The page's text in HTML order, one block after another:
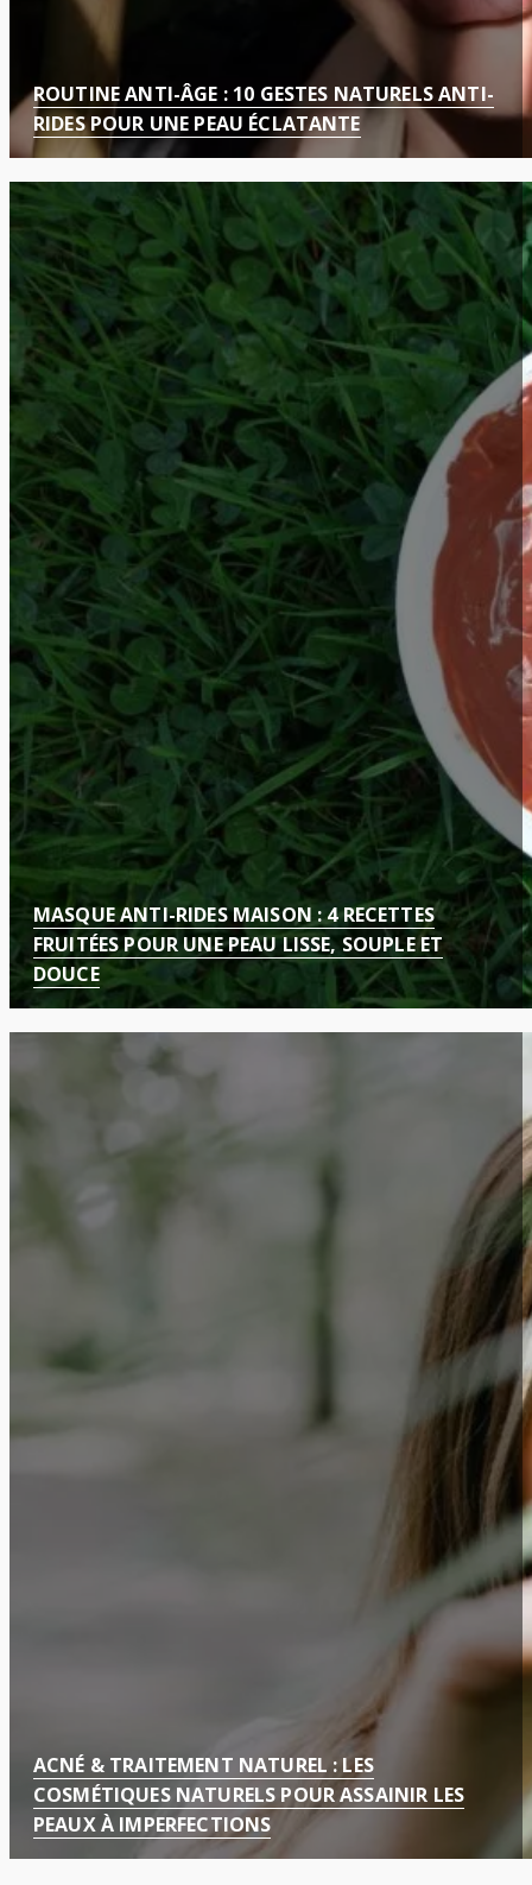
ROUTINE ANTI-ÂGE : 10 GESTES NATURELS ANTI-
RIDES POUR UNE PEAU ÉCLATANTE
MASQUE ANTI-RIDES MAISON : 4 RECETTES
FRUITÉES POUR UNE PEAU LISSE, SOUPLE ET
DOUCE
ACNÉ & TRAITEMENT NATUREL : LES
COSMÉTIQUES NATURELS POUR ASSAINIR LES
PEAUX À IMPERFECTIONS